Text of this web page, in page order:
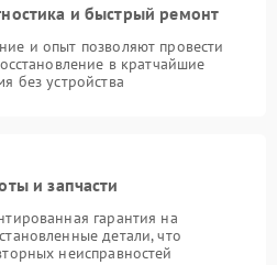
и быстрый ремонт
и опыт позволяют провести
в кратчайшие
без устройства
и запчасти
гарантия на
детали, что
неисправностей